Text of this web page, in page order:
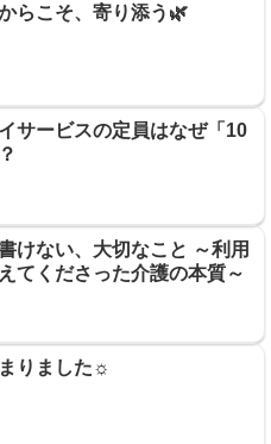
らこそ、寄り添う🌿
サービスの定員はなぜ「10
けない、大切なこと ～利用
てくださった介護の本質～
りました☼